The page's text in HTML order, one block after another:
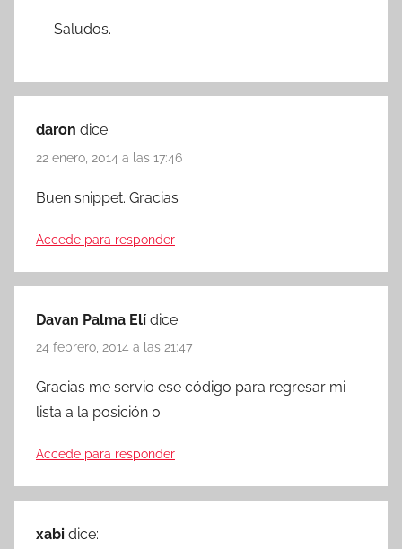
Saludos.
daron dice:
22 enero, 2014 a las 17:46
Buen snippet. Gracias
Accede para responder
Davan Palma Elí dice:
24 febrero, 2014 a las 21:47
Gracias me servio ese código para regresar mi
lista a la posición 0
Accede para responder
xabi dice: